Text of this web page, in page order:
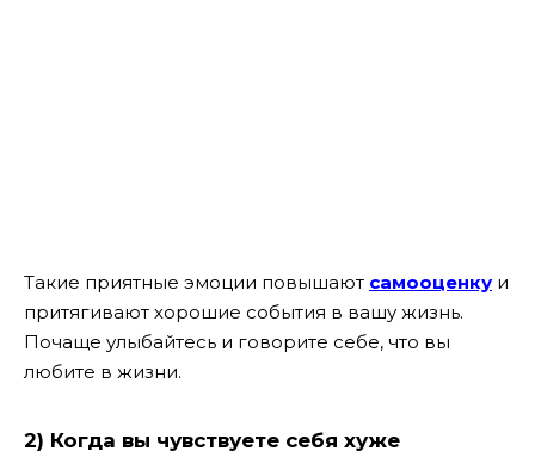
Такие приятные эмоции повышают самооценку и
притягивают хорошие события в вашу жизнь.
Почаще улыбайтесь и говорите себе, что вы
любите в жизни.
2) Когда вы чувствуете себя хуже